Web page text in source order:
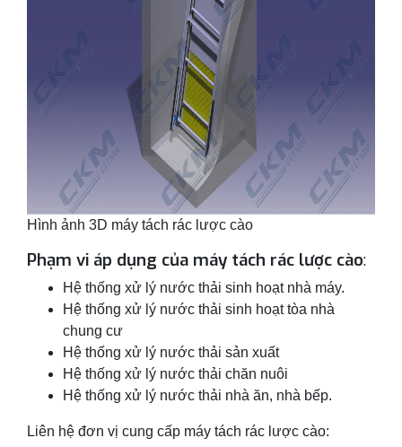
Hình ảnh 3D máy tách rác lược cào
Phạm vi áp dụng của máy tách rác lược cào:
Hệ thống xử lý nước thải sinh hoạt nhà máy.
Hệ thống xử lý nước thải sinh hoạt tòa nhà
chung cư
Hệ thống xử lý nước thải sản xuất
Hệ thống xử lý nước thải chăn nuôi
Hệ thống xử lý nước thải nhà ăn, nhà bếp.
Liên hệ đơn vị cung cấp máy tách rác lược cào: